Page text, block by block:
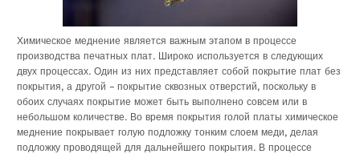
Химическое меднение является важным этапом в процессе
производства печатных плат. Широко используется в следующих
двух процессах. Один из них представляет собой покрытие плат без
покрытия, а другой – покрытие сквозных отверстий, поскольку в
обоих случаях покрытие может быть выполнено совсем или в
небольшом количестве. Во время покрытия голой платы химическое
меднение покрывает голую подложку тонким слоем меди, делая
подложку проводящей для дальнейшего покрытия. В процессе